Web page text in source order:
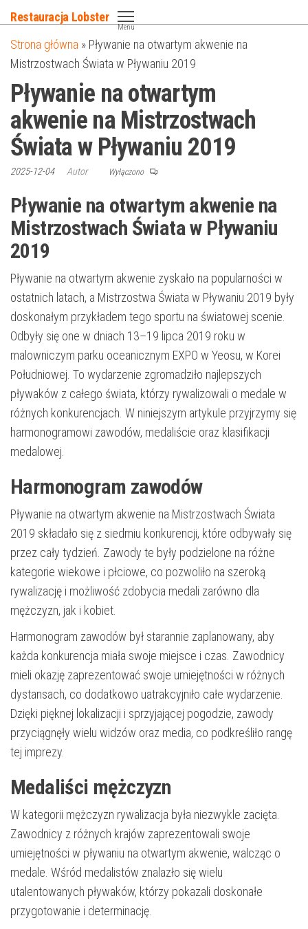
do
treści
Restauracja Lobster
Menu
Strona główna » Pływanie na otwartym akwenie na
Mistrzostwach Świata w Pływaniu 2019
Pływanie na otwartym
akwenie na Mistrzostwach
Świata w Pływaniu 2019
2025-12-04 Autor Wyłączono
Pływanie na otwartym akwenie na
Mistrzostwach Świata w Pływaniu
2019
Pływanie na otwartym akwenie zyskało na popularności w
ostatnich latach, a Mistrzostwa Świata w Pływaniu 2019 były
doskonałym przykładem tego sportu na światowej scenie.
Odbyły się one w dniach 13–19 lipca 2019 roku w
malowniczym parku oceanicznym EXPO w Yeosu, w Korei
Południowej. To wydarzenie zgromadziło najlepszych
pływaków z całego świata, którzy rywalizowali o medale w
różnych konkurencjach. W niniejszym artykule przyjrzymy się
harmonogramowi zawodów, medaliście oraz klasifikacji
medalowej.
Harmonogram zawodów
Pływanie na otwartym akwenie na Mistrzostwach Świata
2019 składało się z siedmiu konkurencji, które odbywały się
przez cały tydzień. Zawody te były podzielone na różne
kategorie wiekowe i płciowe, co pozwoliło na szeroką
rywalizację i możliwość zdobycia medali zarówno dla
mężczyzn, jak i kobiet.
Harmonogram zawodów był starannie zaplanowany, aby
każda konkurencja miała swoje miejsce i czas. Zawodnicy
mieli okazję zaprezentować swoje umiejętności w różnych
dystansach, co dodatkowo uatrakcyjniło całe wydarzenie.
Dzięki pięknej lokalizacji i sprzyjającej pogodzie, zawody
przyciągnęły wielu widzów oraz media, co podkreśliło rangę
tej imprezy.
Medaliści mężczyzn
W kategorii mężczyzn rywalizacja była niezwykle zacięta.
Zawodnicy z różnych krajów zaprezentowali swoje
umiejętności w pływaniu na otwartym akwenie, walcząc o
medale. Wśród medalistów znalazło się wielu
utalentowanych pływaków, którzy pokazali doskonałe
przygotowanie i determinację.